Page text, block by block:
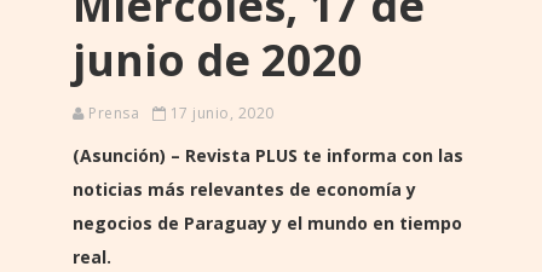
junio de 2020
Prensa 17 junio, 2020
(Asunción) – Revista PLUS te informa con las
noticias más relevantes de economía y
negocios de Paraguay y el mundo en tiempo
real.